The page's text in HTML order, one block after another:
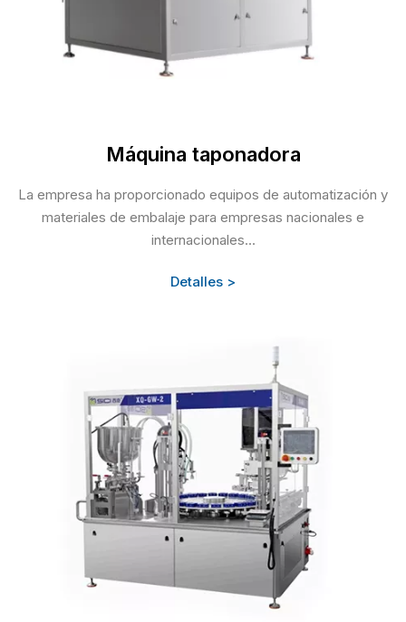
Máquina taponadora
La empresa ha proporcionado equipos de automatización y
materiales de embalaje para empresas nacionales e
internacionales...
Detalles >